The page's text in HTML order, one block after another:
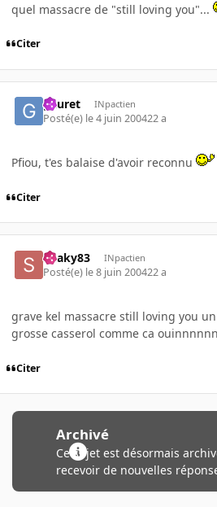
quel massacre de "still loving you"...
Citer
gauret INpactien
Posté(e) le 4 juin 200422 a
Pfiou, t'es balaise d'avoir reconnu
Citer
Snaky83 INpactien
Posté(e) le 8 juin 200422 a
grave kel massacre still loving you
grosse casserol comme ca
Citer
Archivé
Ce sujet est désormais
recevoir de nouvelles